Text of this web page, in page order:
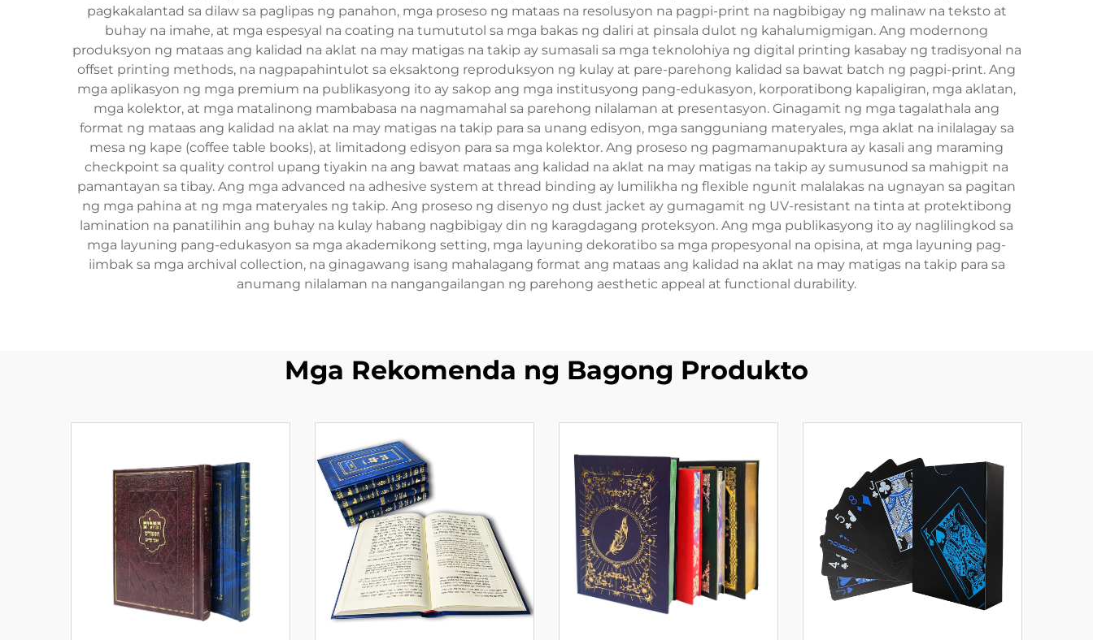
pagkakalantad sa dilaw sa paglipas ng panahon, mga proseso ng mataas na resolusyon na pagpi-print na nagbibigay ng malinaw na teksto at
buhay na imahe, at mga espesyal na coating na tumututol sa mga bakas ng daliri at pinsala dulot ng kahalumigmigan. Ang modernong
produksyon ng mataas ang kalidad na aklat na may matigas na takip ay sumasali sa mga teknolohiya ng digital printing kasabay ng tradisyonal na
offset printing methods, na nagpapahintulot sa eksaktong reproduksyon ng kulay at pare-parehong kalidad sa bawat batch ng pagpi-print. Ang
mga aplikasyon ng mga premium na publikasyong ito ay sakop ang mga institusyong pang-edukasyon, korporatibong kapaligiran, mga aklatan,
mga kolektor, at mga matalinong mambabasa na nagmamahal sa parehong nilalaman at presentasyon. Ginagamit ng mga tagalathala ang
format ng mataas ang kalidad na aklat na may matigas na takip para sa unang edisyon, mga sangguniang materyales, mga aklat na inilalagay sa
mesa ng kape (coffee table books), at limitadong edisyon para sa mga kolektor. Ang proseso ng pagmamanupaktura ay kasali ang maraming
checkpoint sa quality control upang tiyakin na ang bawat mataas ang kalidad na aklat na may matigas na takip ay sumusunod sa mahigpit na
pamantayan sa tibay. Ang mga advanced na adhesive system at thread binding ay lumilikha ng flexible ngunit malalakas na ugnayan sa pagitan
ng mga pahina at ng mga materyales ng takip. Ang proseso ng disenyo ng dust jacket ay gumagamit ng UV-resistant na tinta at protektibong
lamination na panatilihin ang buhay na kulay habang nagbibigay din ng karagdagang proteksyon. Ang mga publikasyong ito ay naglilingkod sa
mga layuning pang-edukasyon sa mga akademikong setting, mga layuning dekoratibo sa mga propesyonal na opisina, at mga layuning pag-
iimbak sa mga archival collection, na ginagawang isang mahalagang format ang mataas ang kalidad na aklat na may matigas na takip para sa
anumang nilalaman na nangangailangan ng parehong aesthetic appeal at functional durability.
Mga Rekomenda ng Bagong Produkto